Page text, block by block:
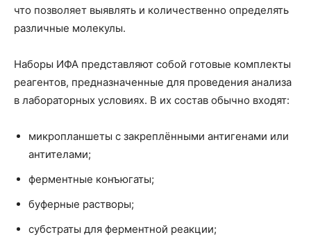
что позволяет выявлять и количественно определять
различные молекулы.
Наборы ИФА представляют собой готовые комплекты
реагентов, предназначенные для проведения анализа
в лабораторных условиях. В их состав обычно входят:
микропланшеты с закреплёнными антигенами или
антителами;
ферментные конъюгаты;
буферные растворы;
субстраты для ферментной реакции;